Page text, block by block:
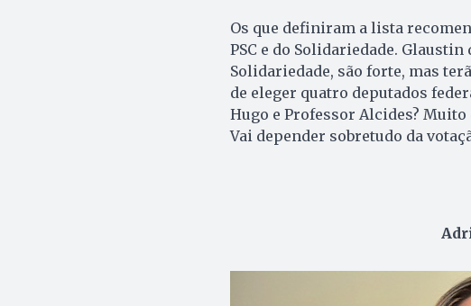
Os que definiram a lista
PSC e do Solidariedade. Glaustin
Solidariedade, são forte, mas
de eleger quatro deputados
Hugo e Professor Alcides?
Vai depender sobretudo da